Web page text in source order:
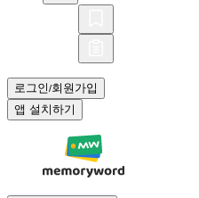
로그인/회원가입
앱 설치하기